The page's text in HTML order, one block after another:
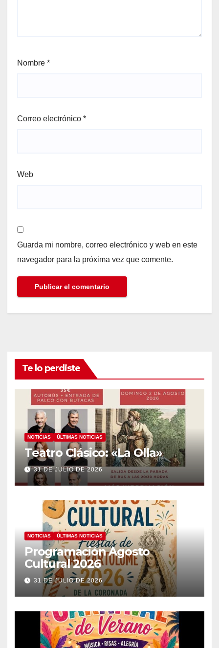
Nombre *
Correo electrónico *
Web
Guarda mi nombre, correo electrónico y web en este
navegador para la próxima vez que comente.
Te lo perdiste
NOTICIAS ÚLTIMAS NOTICIAS
Teatro Clásico: «La Olla»
31 DE JULIO DE 2026
NOTICIAS ÚLTIMAS NOTICIAS
Programación Agosto
Cultural 2026
31 DE JULIO DE 2026